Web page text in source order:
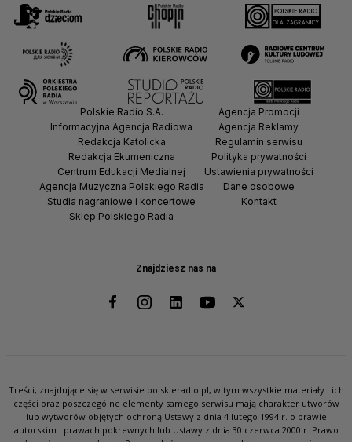
Znajdziesz nas na
Polskie Radio S.A.
Informacyjna Agencja Radiowa
Redakcja Katolicka
Redakcja Ekumeniczna
Centrum Edukacji Medialnej
Agencja Muzyczna Polskiego Radia
Studia nagraniowe i koncertowe
Sklep Polskiego Radia
Agencja Promocji
Agencja Reklamy
Regulamin serwisu
Polityka prywatności
Ustawienia prywatności
Dane osobowe
Kontakt
Treści, znajdujące się w serwisie polskieradio.pl, w tym wszystkie materiały i ich
części oraz poszczególne elementy samego serwisu mają charakter utworów
lub wytworów objętych ochroną Ustawy z dnia 4 lutego 1994 r. o prawie
autorskim i prawach pokrewnych lub Ustawy z dnia 30 czerwca 2000 r. Prawo